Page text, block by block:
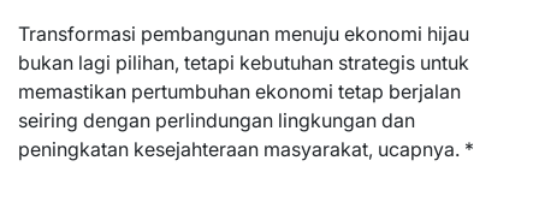
Transformasi pembangunan menuju ekonomi hijau
bukan lagi pilihan, tetapi kebutuhan strategis untuk
memastikan pertumbuhan ekonomi tetap berjalan
seiring dengan perlindungan lingkungan dan
peningkatan kesejahteraan masyarakat, ucapnya. *